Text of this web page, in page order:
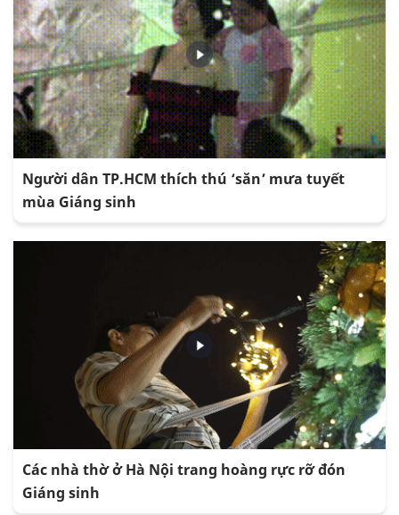
Người dân TP.HCM thích thú ‘săn’ mưa tuyết
mùa Giáng sinh
Các nhà thờ ở Hà Nội trang hoàng rực rỡ đón
Giáng sinh